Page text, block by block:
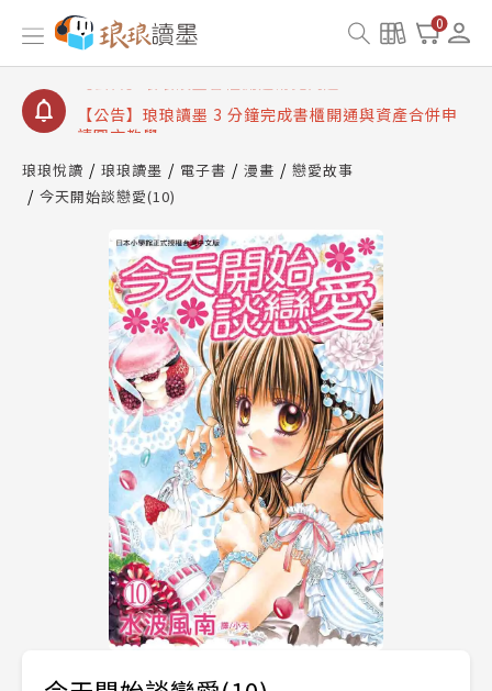
0
【公告】琅琅讀墨數位閱讀資產合併與書櫃開通申請
【公告】琅琅讀墨書櫃開通常見問題
請圖文教學
查詢
【公告】琅琅讀墨數位閱讀資產合併與書櫃開通申請
琅琅悅讀 琅琅讀墨 電子書 漫畫
戀愛故事
今天開始談戀愛(10)